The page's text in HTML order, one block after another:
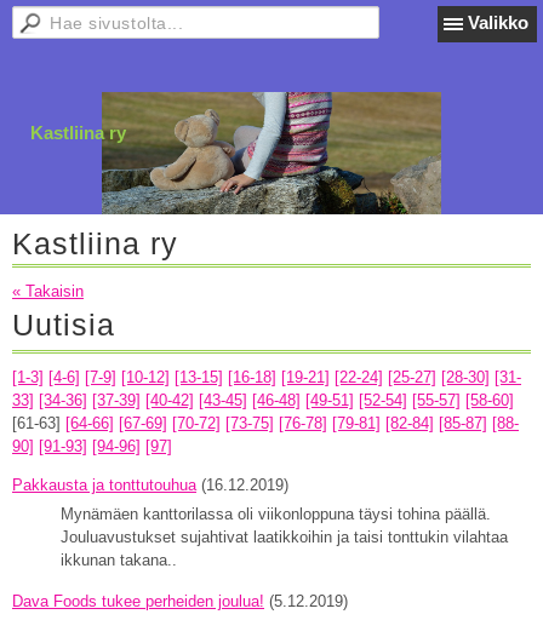
Valikko
Kastliina ry
Kastliina ry
« Takaisin
Uutisia
[1-3] [4-6] [7-9] [10-12] [13-15] [16-18] [19-21] [22-24] [25-27] [28-30] [31-
33] [34-36] [37-39] [40-42] [43-45] [46-48] [49-51] [52-54] [55-57] [58-60]
[61-63] [64-66] [67-69] [70-72] [73-75] [76-78] [79-81] [82-84] [85-87] [88-
90] [91-93] [94-96] [97]
Pakkausta ja tonttutouhua (16.12.2019)
Mynämäen kanttorilassa oli viikonloppuna täysi tohina päällä.
Jouluavustukset sujahtivat laatikkoihin ja taisi tonttukin vilahtaa
ikkunan takana..
Dava Foods tukee perheiden joulua! (5.12.2019)